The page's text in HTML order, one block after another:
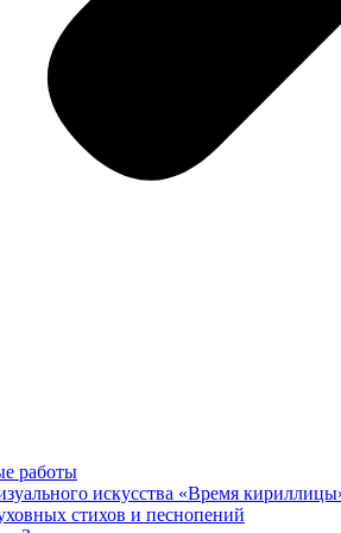
работы
искусства «Время
стихов и песнопений